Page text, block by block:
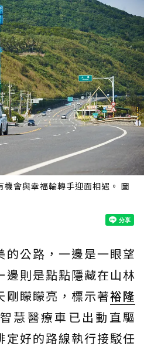
會與幸福輪轉手迎面相遇。 圖
的公路，一邊是一眼望
邊則是點點隱藏在山林
剛矇矇亮，標示著裕隆
慧醫療車已出動直驅
定好的路線執行接駁任